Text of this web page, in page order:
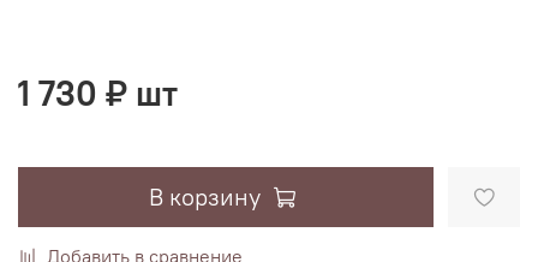
1 730 ₽ шт
В корзину
Добавить в сравнение